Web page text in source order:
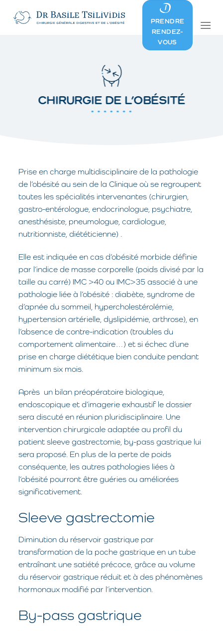
PRENDRE
RENDEZ-
VOUS
CHIRURGIE DE L’OBÉSITÉ
Prise en charge multidisciplinaire de la pathologie
de l’obésité au sein de la Clinique où se regroupent
toutes les spécialités intervenantes (chirurgien,
gastro-entérologue, endocrinologue, psychiatre,
anesthésiste, pneumologue, cardiologue,
nutritionniste, diététicienne) .
Elle est indiquée en cas d’obésité morbide définie
par l’indice de masse corporelle (poids divisé par la
taille au carré) IMC >40 ou IMC>35 associé à une
pathologie liée à l’obésité : diabète, syndrome de
d’apnée du sommeil, hypercholestérolémie,
hypertension artérielle, dyslipidémie, arthrose), en
l’absence de contre-indication (troubles du
comportement alimentaire…) et si échec d’une
prise en charge diététique bien conduite pendant
minimum six mois.
Après un bilan préopératoire biologique,
endoscopique et d’imagerie exhaustif le dossier
sera discuté en réunion pluridisciplinaire. Une
intervention chirurgicale adaptée au profil du
patient sleeve gastrectomie, by-pass gastrique lui
sera proposé. En plus de la perte de poids
conséquente, les autres pathologies liées à
l’obésité pourront être guéries ou améliorées
significativement.
Sleeve gastrectomie
Diminution du réservoir gastrique par
transformation de la poche gastrique en un tube
entraînant une satiété précoce, grâce au volume
du réservoir gastrique réduit et à des phénomènes
hormonaux modifié par l’intervention.
By-pass gastrique